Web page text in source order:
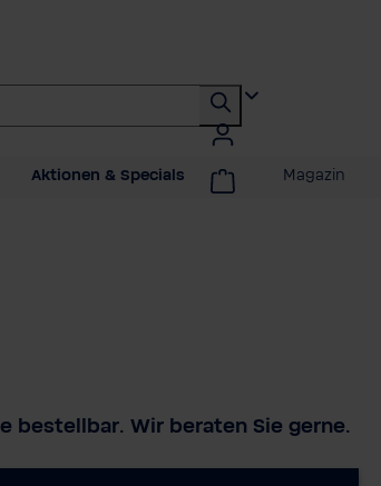
Aktionen & Specials Magazin
bestellbar. Wir beraten Sie gerne.